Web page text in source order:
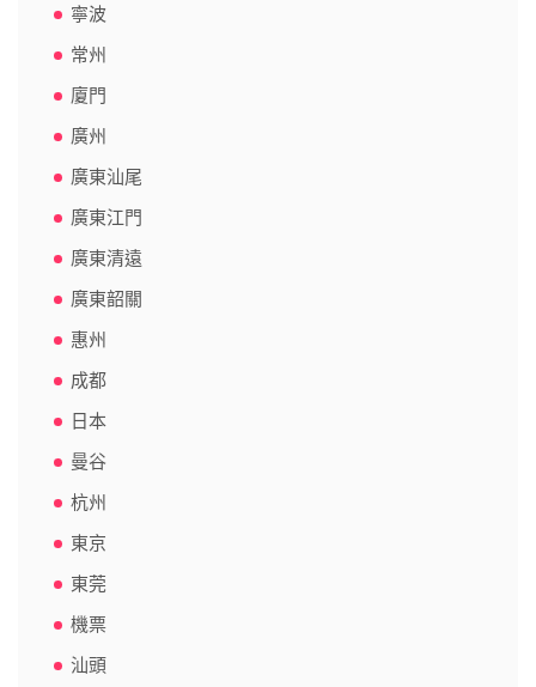
寧波
常州
廈門
廣州
廣東汕尾
廣東江門
廣東清遠
廣東韶關
惠州
成都
日本
曼谷
杭州
東京
東莞
機票
汕頭